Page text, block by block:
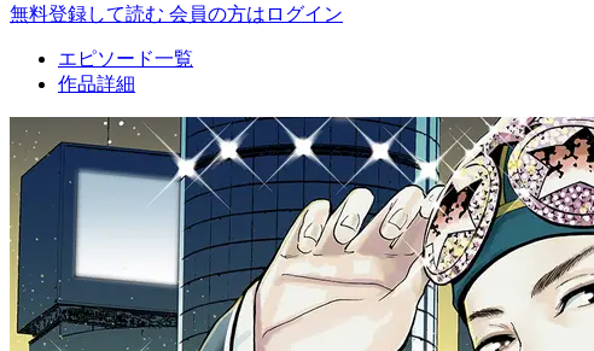
無料登録して読む 会員の方はログイン
エピソード一覧
作品詳細